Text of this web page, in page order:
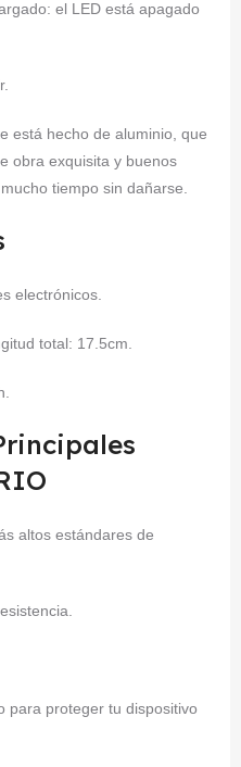
el LED está apagado
está hecho de aluminio, que
obra exquisita y buenos
tiempo sin dañarse.
electrónicos.
total: 17.5cm.
altos estándares de
para proteger tu dispositivo